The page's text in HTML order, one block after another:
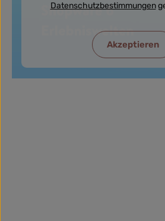
Datenschutzbestimmungen
Akzeptieren